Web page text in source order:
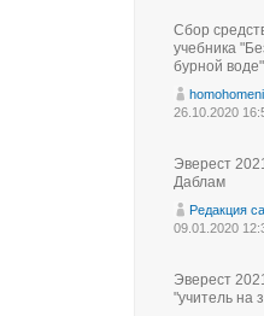
Сбор
учебника
бурной воде"
homohomeni
26.10.2020
Эверест
Даблам
Редакция
09.01.2020
Эверест
"учитель на